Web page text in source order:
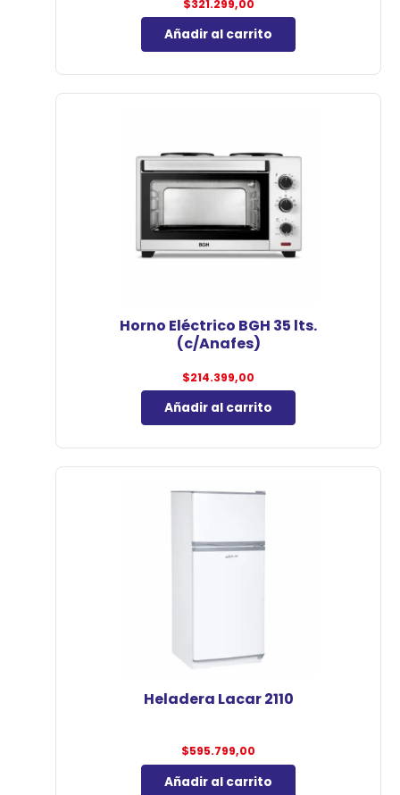
$321.299,00
Añadir al carrito
Horno Eléctrico BGH 35 lts.
(c/Anafes)
$214.399,00
Añadir al carrito
Heladera Lacar 2110
$595.799,00
Añadir al carrito